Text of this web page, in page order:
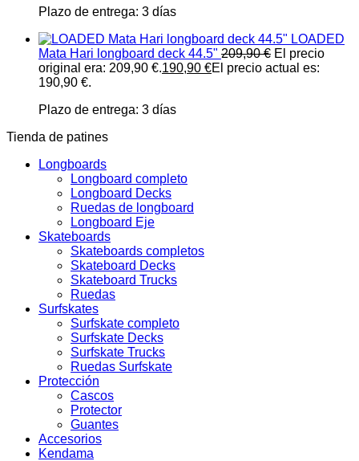
Plazo de entrega: 3 días
LOADED
Mata Hari longboard deck 44.5" 209,90€ El precio
original era: 209,90 €.190,90 €El precio actual es:
190,90 €.
Plazo de entrega: 3 días
Tienda de patines
Longboards
Longboard completo
Longboard Decks
Ruedas de longboard
Longboard Eje
Skateboards
Skateboards completos
Skateboard Decks
Skateboard Trucks
Ruedas
Surfskates
Surfskate completo
Surfskate Decks
Surfskate Trucks
Ruedas Surfskate
Protección
Cascos
Protector
Guantes
Accesorios
Kendama